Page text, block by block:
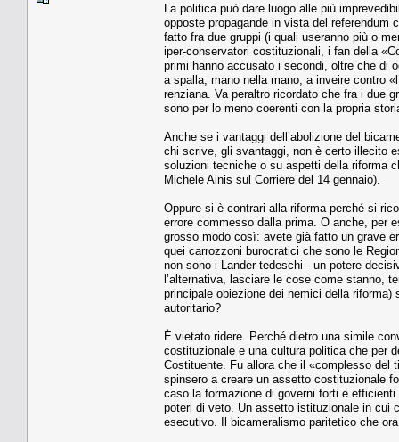
La politica può dare luogo alle più
opposte propagande in vista del referendum
fatto fra due gruppi (i quali useranno più o
iper-conservatori costituzionali, i fan della
primi hanno accusato i secondi, oltre che di
a spalla, mano nella mano, a inveire contro
renziana. Va peraltro ricordato che fra i due
sono per lo meno coerenti con la propria
Anche se i vantaggi dell’abolizione del
chi scrive, gli svantaggi, non è certo illecito
soluzioni tecniche o su aspetti della riforma
Michele Ainis sul Corriere del 14 gennaio).
Oppure si è contrari alla riforma perché si
errore commesso dalla prima. O anche, per
grosso modo così: avete già fatto un grave
quei carrozzoni burocratici che sono le
non sono i Lander tedeschi - un potere
l’alternativa, lasciare le cose come stanno,
principale obiezione dei nemici della
autoritario?
È vietato ridere. Perché dietro una simile
costituzionale e una cultura politica che per
Costituente. Fu allora che il «complesso del
spinsero a creare un assetto costituzionale
caso la formazione di governi forti e
poteri di veto. Un assetto istituzionale in cui
esecutivo. Il bicameralismo paritetico che